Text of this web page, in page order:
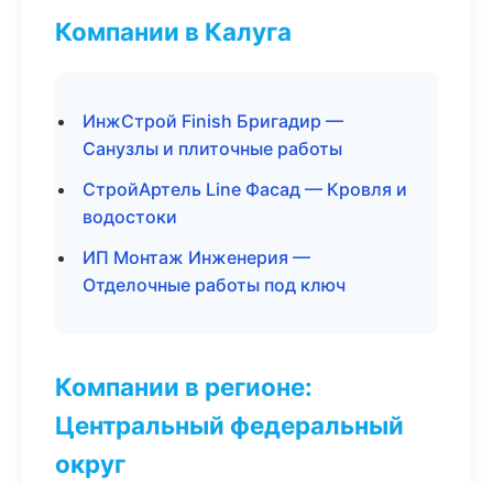
Компании в Калуга
ИнжСтрой Finish Бригадир —
Санузлы и плиточные работы
СтройАртель Line Фасад — Кровля и
водостоки
ИП Монтаж Инженерия —
Отделочные работы под ключ
Компании в регионе:
Центральный федеральный
округ